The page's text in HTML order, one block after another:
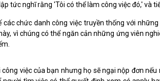
tức nghĩ rằng 'Tôi có thể làm công việc đó,' và
chức danh công việc truyền thống với
vì chúng có thể ngăn cản những ứng viên
việc của bạn nhưng họ sẽ ngại nộp đơn